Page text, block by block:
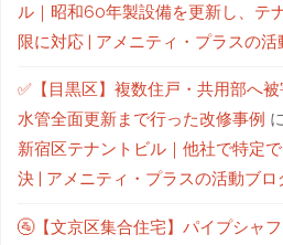
ル｜昭和60年製設備を更新し、テ
限に対応 | アメニティ・プラスの活
✅【目黒区】複数住戸・共用部へ
水管全面更新まで行った改修事例
新宿区テナントビル｜他社で特定
決 | アメニティ・プラスの活動ブロ
🚰【文京区集合住宅】パイプシャ